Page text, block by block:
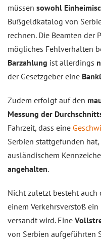
müssen sowohl
Bußgeldkatalog von
rechnen. Die Beamten
mögliches Fehlverhalten
Barzahlung ist allerdings
der Gesetzgeber eine
Zudem erfolgt auf den
Messung der
Fahrzeit, dass eine
Serbien stattgefunden
ausländischem
angehalten.
Nicht zuletzt besteht
einem Verkehrsverstoß
versandt wird. Eine
von Serbien aufgeführten